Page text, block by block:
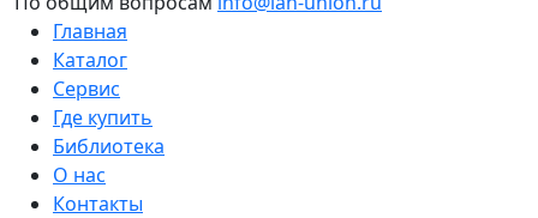
Главная
Каталог
Сервис
Где купить
Библиотека
О нас
Контакты